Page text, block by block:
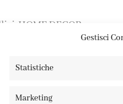
Gestisci
Statistiche
Marketing
HOME DECOR
11,90€